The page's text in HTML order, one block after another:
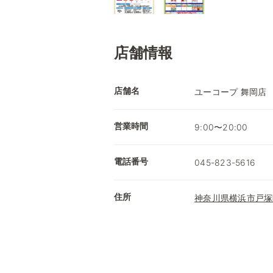
店舗情報
店舗名 ユーコープ 舞岡店
営業時間 9:00〜20:00
電話番号 045-823-5616
住所 神奈川県横浜市戸